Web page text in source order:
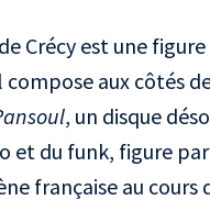
Crécy est une
compose aux côtés
, un disque
et du funk, figure
française au